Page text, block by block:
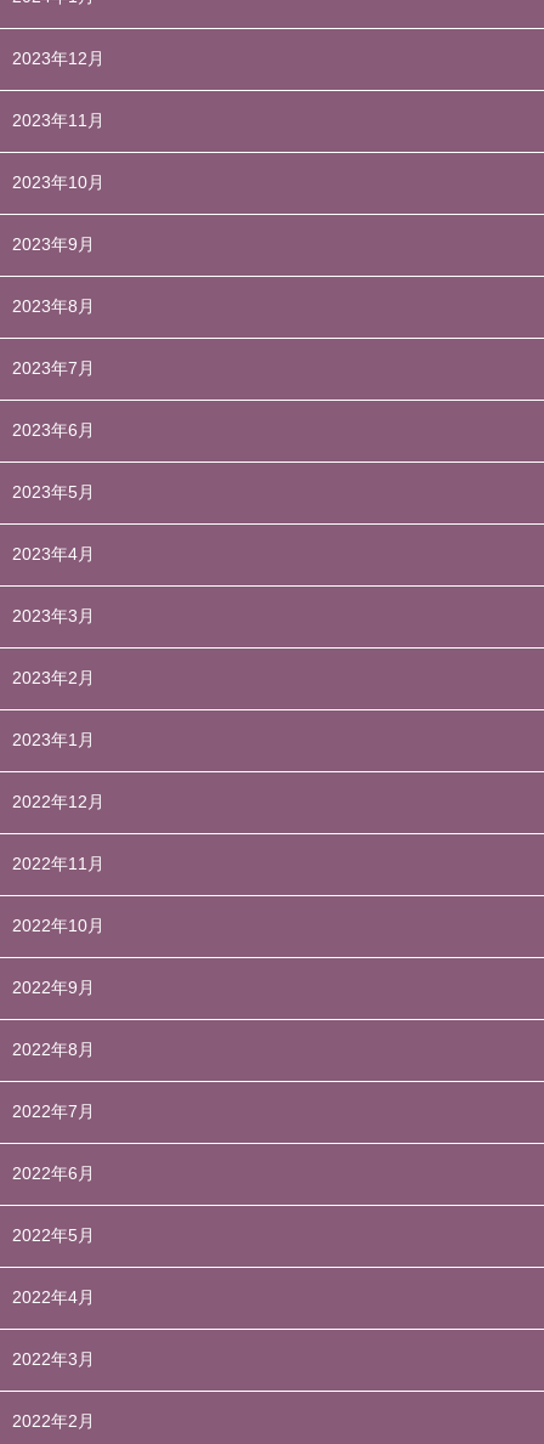
2023年12月
2023年11月
2023年10月
2023年9月
2023年8月
2023年7月
2023年6月
2023年5月
2023年4月
2023年3月
2023年2月
2023年1月
2022年12月
2022年11月
2022年10月
2022年9月
2022年8月
2022年7月
2022年6月
2022年5月
2022年4月
2022年3月
2022年2月